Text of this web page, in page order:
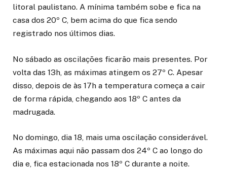
litoral paulistano. A mínima também sobe e fica na
casa dos 20º C, bem acima do que fica sendo
registrado nos últimos dias.
No sábado as oscilações ficarão mais presentes. Por
volta das 13h, as máximas atingem os 27º C. Apesar
disso, depois de às 17h a temperatura começa a cair
de forma rápida, chegando aos 18º C antes da
madrugada.
No domingo, dia 18, mais uma oscilação considerável.
As máximas aqui não passam dos 24º C ao longo do
dia e, fica estacionada nos 18º C durante a noite.